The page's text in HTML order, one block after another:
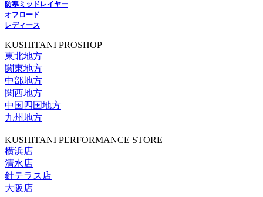
防寒ミッドレイヤー
オフロード
レディース
KUSHITANI PROSHOP
東北地方
関東地方
中部地方
関西地方
中国四国地方
九州地方
KUSHITANI PERFORMANCE STORE
横浜店
清水店
針テラス店
大阪店